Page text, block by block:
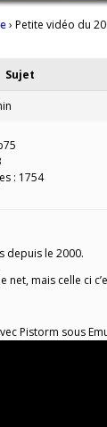
› Petite vidéo du
Sujet
: 1754
depuis le 2000.
net, mais celle ci
Pistorm sous